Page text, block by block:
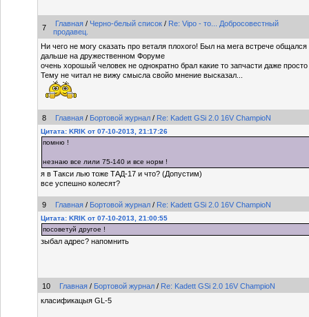
7 Главная / Черно-белый список / Re: Vipo - то... Добросовестный
продавец.
Ни чего не могу сказать про веталя плохого! Был на мега встрече
дальше на дружественном Форуме
очень хорошый человек не однократно брал какие то запчасти даже
Тему не читал не вижу смысла свойо мнение высказал...
8 Главная / Бортовой журнал / Re: Kadett GSi 2.0 16V ChampioN
Цитата: KRIK от 07-10-2013, 21:17:26
помню !
незнаю все лили 75-140 и все норм !
я в Такси лью тоже ТАД-17 и что? (Допустим)
все успешно колесят?
9 Главная / Бортовой журнал / Re: Kadett GSi 2.0 16V ChampioN
Цитата: KRIK от 07-10-2013, 21:00:55
посоветуй другое !
зыбал адрес? напомнить
10 Главная / Бортовой журнал / Re: Kadett GSi 2.0 16V ChampioN
класификацыя GL-5